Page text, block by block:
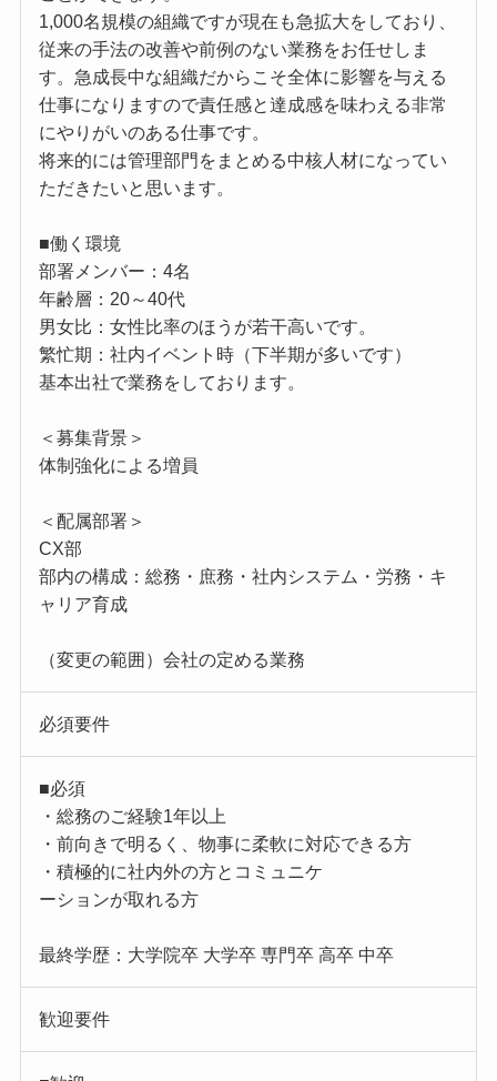
1,000名規模の組織ですが現在も急拡大をしており、
従来の手法の改善や前例のない業務をお任せしま
す。急成長中な組織だからこそ全体に影響を与える
仕事になりますので責任感と達成感を味わえる非常
にやりがいのある仕事です。
将来的には管理部門をまとめる中核人材になってい
ただきたいと思います。
■働く環境
部署メンバー：4名
年齢層：20～40代
男女比：女性比率のほうが若干高いです。
繁忙期：社内イベント時（下半期が多いです）
基本出社で業務をしております。
＜募集背景＞
体制強化による増員
＜配属部署＞
CX部
部内の構成：総務・庶務・社内システム・労務・キ
ャリア育成
（変更の範囲）会社の定める業務
必須要件
■必須
・総務のご経験1年以上
・前向きで明るく、物事に柔軟に対応できる方
・積極的に社内外の方とコミュニケ
ーションが取れる方
最終学歴：大学院卒 大学卒 専門卒 高卒 中卒
歓迎要件